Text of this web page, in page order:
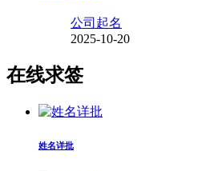
公司起名
2025-10-20
在线求签
姓名详批